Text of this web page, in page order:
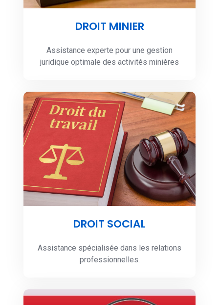
DROIT MINIER
Assistance experte pour une gestion
juridique optimale des activités minières
DROIT SOCIAL
Assistance spécialisée dans les relations
professionnelles.